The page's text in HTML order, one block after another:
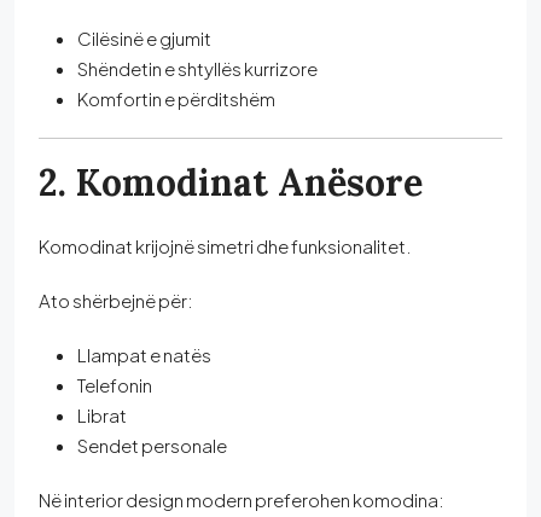
Cilësinë e gjumit
Shëndetin e shtyllës kurrizore
Komfortin e përditshëm
2. Komodinat Anësore
Komodinat krijojnë simetri dhe funksionalitet.
Ato shërbejnë për:
Llampat e natës
Telefonin
Librat
Sendet personale
Në interior design modern preferohen komodina: